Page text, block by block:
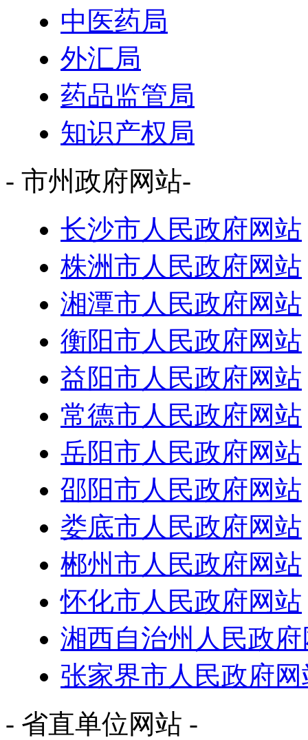
中医药局
外汇局
药品监管局
知识产权局
- 市州政府网站-
长沙市人民政府网站
株洲市人民政府网站
湘潭市人民政府网站
衡阳市人民政府网站
益阳市人民政府网站
常德市人民政府网站
岳阳市人民政府网站
邵阳市人民政府网站
娄底市人民政府网站
郴州市人民政府网站
怀化市人民政府网站
湘西自治州人民政
张家界市人民政府网
- 省直单位网站 -